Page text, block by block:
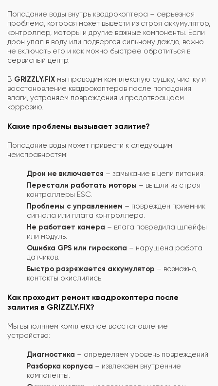
Попадание воды внутрь квадрокоптера – серьезная
проблема, которая может вывести из строя аккумулятор,
контроллер, моторы и другие важные компоненты. Если
дрон упал в воду или подвергся сильному дождю, важно
не включать его и как можно быстрее обратиться в
сервисный центр.
В GRIZZLY.FIX мы проводим комплексную сушку, чистку и
восстановление квадрокоптеров после попадания
влаги, устраняем повреждения и предотвращаем
коррозию.
Какие проблемы вызывает залитие?
Попадание воды может привести к следующим
неисправностям:
Дрон не включается – замыкание в цепи питания.
Перестали работать моторы – вышли из строя
контроллеры ESC.
Проблемы с управлением – поврежден приемник
сигнала или плата контроллера.
Не работает камера – влага повредила шлейфы
или модуль.
Ошибка GPS или гироскопа – нарушена работа
датчиков.
Быстро разряжается аккумулятор – возможно,
контакты окислились.
Как проходит ремонт квадрокоптера после
залития в GRIZZLY.FIX?
Мы выполняем комплексное восстановление
устройства:
Диагностика – определяем уровень повреждений.
Разборка корпуса – извлекаем внутренние
компоненты.